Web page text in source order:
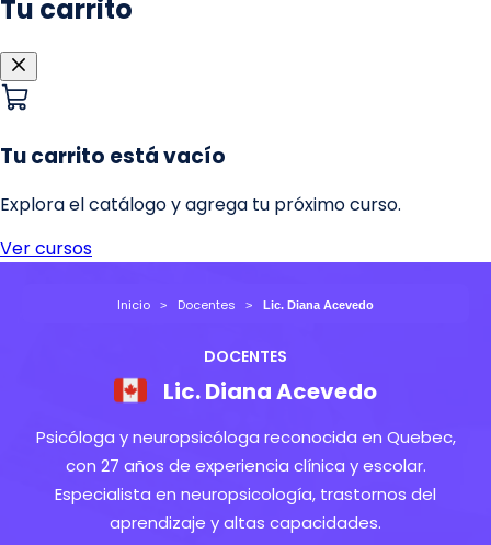
Inicio Docentes Lic. Diana Acevedo
DOCENTES
Lic. Diana Acevedo
Psicóloga y neuropsicóloga reconocida en Quebec,
con 27 años de experiencia clínica y escolar.
Especialista en neuropsicología, trastornos del
aprendizaje y altas capacidades.